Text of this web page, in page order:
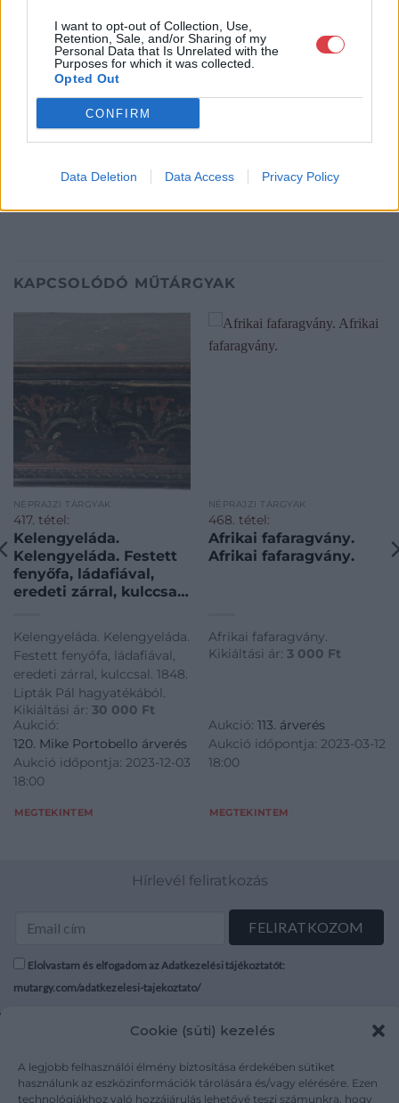
I want to opt-out of Collection, Use,
Retention, Sale, and/or Sharing of my
Personal Data that Is Unrelated with the
Purposes for which it was collected.
Opted Out
CONFIRM
Data Deletion Data Access Privacy Policy
Cookie (süti) kezelés
A legjobb felhasználói élmény biztosítása érdekében sütiket
használunk az eszközinformációk tárolására és/vagy elérésére. Ezen
technológiákhoz való hozzájárulás lehetővé teszi számunkra, hogy
elkezdte működését a Mike és Tsa Antikvárium, majd 2010-ben
a Portobello aukciósház kiegészítette az addigi tevékenységét
és megszületett a Mike Portobello Aukciósház. 2022-től saját
oldalunkon bonyolítjuk árverésünket. www.aukcio.net
GALÉRIA TOVÁBBI MŰTÁRGYAI
KAPCSOLÓDÓ MŰTÁRGYAK
NÉPRAJZI TÁRGYAK
417. tétel:
Kelengyeláda.
Kelengyeláda. Festett
fenyőfa, ládafiával,
eredeti zárral, kulccsal.
Kelengyeláda. Kelengyeláda.
Festett fenyőfa, ládafiával,
eredeti zárral, kulccsal. 1848.
Lipták Pál hagyatékából.
Kikiáltási ár: 30 000 Ft
Aukció:
120. Mike Portobello árverés
Aukció időpontja: 2023-12-03
18:00
MEGTEKINTEM
NÉPRAJZI TÁRGYAK
468. tétel:
Afrikai fafaragvány.
Afrikai fafaragvány.
Afrikai fafaragvány.
Kikiáltási ár: 3 000 Ft
Aukció: 113. árverés
Aukció időpontja: 2023-03-12
18:00
MEGTEKINTEM
Hírlevél feliratkozás
Elolvastam és elfogadom az Adatkezelési tájékoztatót:
mutargy.com/adatkezelesi-tajekoztato/
Karrier
Kapcsolat
Áraink
Adatvédelem
Impresszum